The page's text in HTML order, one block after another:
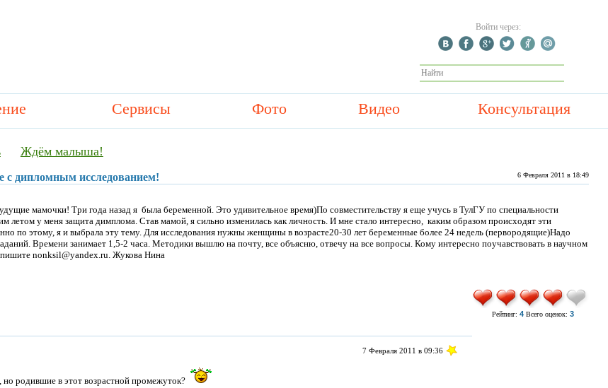
Войти через:
Сервисы Фото Видео Консультация
Ждём малыша!
с дипломным исследованием! 6 Февраля 2011 в 18:49
мамочки! Три года назад я была беременной. Это удивительное время)По совместительству я еще учусь в ТулГУ по специальности
летом у меня защита димплома. Став мамой, я сильно изменилась как личность. И мне стало интересно, каким образом происходят эти
по этому, я и выбрала эту тему. Для исследования нужны женщины в возрасте20-30 лет беременные более 24 недель (первородящие)Надо
Времени занимает 1,5-2 часа. Методики вышлю на почту, все объясню, отвечу на все вопросы. Кому интересно поучавствовать в научном
пишите nonksil@yandex.ru. Жукова Нина
Рейтинг: 4Всего оценок: 3
7 Февраля 2011 в 09:36
родившие в этот возрастной промежуток?